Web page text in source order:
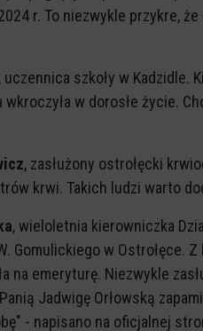
r. To niezwykle przykre,
, uczennica szkoły w Kadzidle.
w dorosłe życie.
, zasłużony ostrołęcki
krwi. Takich ludzi warto
, wieloletnia kierowniczka
w Ostrołęce. Z
na emeryturę. Niezwykle
Jadwigę Orłowską
- napisano na oficjalnej